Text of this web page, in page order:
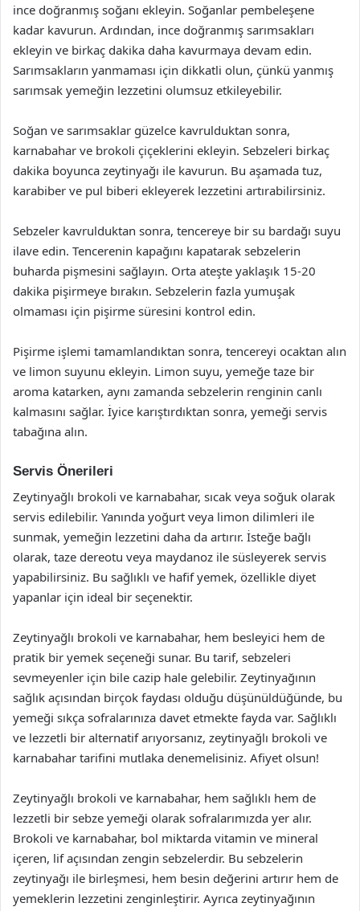
ince doğranmış soğanı ekleyin. Soğanlar pembeleşene
kadar kavurun. Ardından, ince doğranmış sarımsakları
ekleyin ve birkaç dakika daha kavurmaya devam edin.
Sarımsakların yanmaması için dikkatli olun, çünkü yanmış
sarımsak yemeğin lezzetini olumsuz etkileyebilir.
Soğan ve sarımsaklar güzelce kavrulduktan sonra,
karnabahar ve brokoli çiçeklerini ekleyin. Sebzeleri birkaç
dakika boyunca zeytinyağı ile kavurun. Bu aşamada tuz,
karabiber ve pul biberi ekleyerek lezzetini artırabilirsiniz.
Sebzeler kavrulduktan sonra, tencereye bir su bardağı suyu
ilave edin. Tencerenin kapağını kapatarak sebzelerin
buharda pişmesini sağlayın. Orta ateşte yaklaşık 15-20
dakika pişirmeye bırakın. Sebzelerin fazla yumuşak
olmaması için pişirme süresini kontrol edin.
Pişirme işlemi tamamlandıktan sonra, tencereyi ocaktan alın
ve limon suyunu ekleyin. Limon suyu, yemeğe taze bir
aroma katarken, aynı zamanda sebzelerin renginin canlı
kalmasını sağlar. İyice karıştırdıktan sonra, yemeği servis
tabağına alın.
Servis Önerileri
Zeytinyağlı brokoli ve karnabahar, sıcak veya soğuk olarak
servis edilebilir. Yanında yoğurt veya limon dilimleri ile
sunmak, yemeğin lezzetini daha da artırır. İsteğe bağlı
olarak, taze dereotu veya maydanoz ile süsleyerek servis
yapabilirsiniz. Bu sağlıklı ve hafif yemek, özellikle diyet
yapanlar için ideal bir seçenektir.
Zeytinyağlı brokoli ve karnabahar, hem besleyici hem de
pratik bir yemek seçeneği sunar. Bu tarif, sebzeleri
sevmeyenler için bile cazip hale gelebilir. Zeytinyağının
sağlık açısından birçok faydası olduğu düşünüldüğünde, bu
yemeği sıkça sofralarınıza davet etmekte fayda var. Sağlıklı
ve lezzetli bir alternatif arıyorsanız, zeytinyağlı brokoli ve
karnabahar tarifini mutlaka denemelisiniz. Afiyet olsun!
Zeytinyağlı brokoli ve karnabahar, hem sağlıklı hem de
lezzetli bir sebze yemeği olarak sofralarımızda yer alır.
Brokoli ve karnabahar, bol miktarda vitamin ve mineral
içeren, lif açısından zengin sebzelerdir. Bu sebzelerin
zeytinyağı ile birleşmesi, hem besin değerini artırır hem de
yemeklerin lezzetini zenginleştirir. Ayrıca zeytinyağının